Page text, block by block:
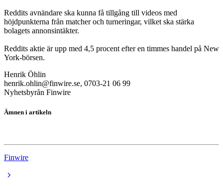
Reddits avnändare ska kunna få tillgång till videos med
höjdpunkterna från matcher och turneringar, vilket ska stärka
bolagets annonsintäkter.
Reddits aktie är upp med 4,5 procent efter en timmes handel på New
York-börsen.
Henrik Öhlin
henrik.ohlin@finwire.se, 0703-21 06 99
Nyhetsbyrån Finwire
Ämnen i artikeln
Finwire